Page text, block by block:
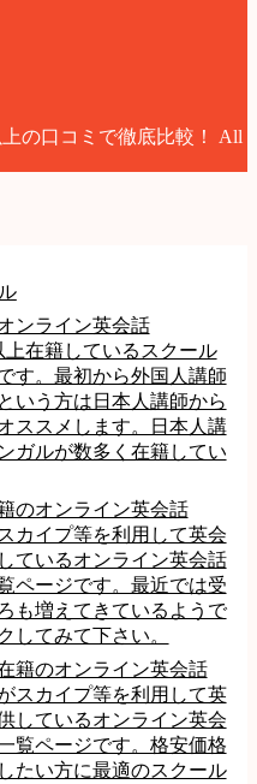
の口コミで徹底比較！ All
ンライン英会話
上在籍しているスクール
す。最初から外国人講師
いう方は日本人講師から
ススメします。日本人講
ガルが数多く在籍してい
のオンライン英会話
カイプ等を利用して英会
ているオンライン英会話
ページです。最近では受
も増えてきているようで
してみて下さい。
籍のオンライン英会話
スカイプ等を利用して英
しているオンライン英会
覧ページです。格安価格
たい方に最適のスクール